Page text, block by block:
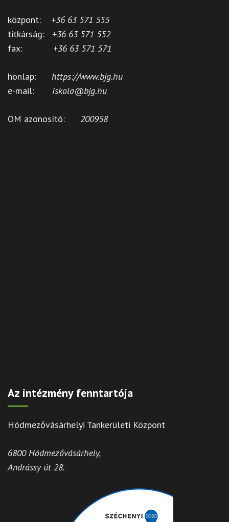
központ: +36 63 571 555
titkárság: +36 63 571 552
fax: +36 63 571 571
honlap: https://www.bjg.hu
e-mail: iskola@bjg.hu
OM azonosító: 200958
Az intézmény fenntartója
Hódmezővásárhelyi Tankerületi Központ
6800 Hódmezővásárhely,
Andrássy út 28.